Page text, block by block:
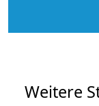
Weitere